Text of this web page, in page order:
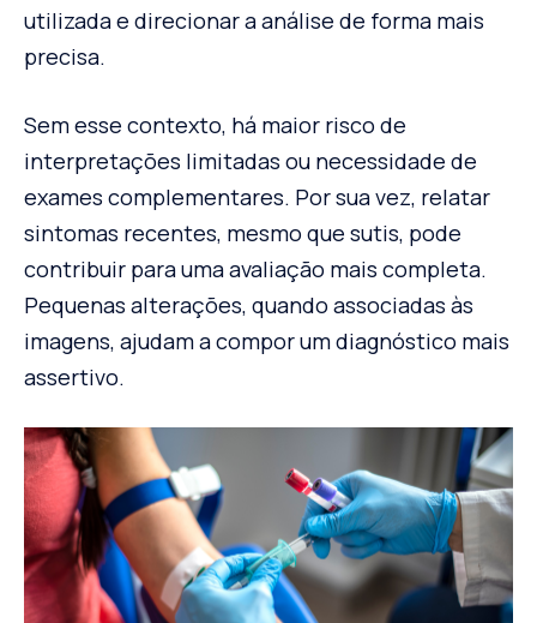
utilizada e direcionar a análise de forma mais
precisa.
Sem esse contexto, há maior risco de
interpretações limitadas ou necessidade de
exames complementares. Por sua vez, relatar
sintomas recentes, mesmo que sutis, pode
contribuir para uma avaliação mais completa.
Pequenas alterações, quando associadas às
imagens, ajudam a compor um diagnóstico mais
assertivo.